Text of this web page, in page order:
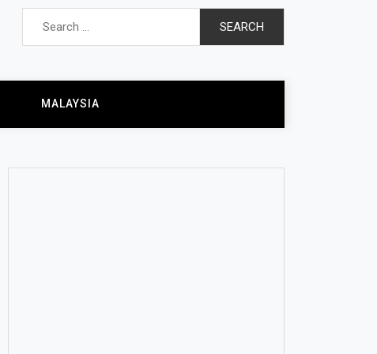
Search
MALAYSIA